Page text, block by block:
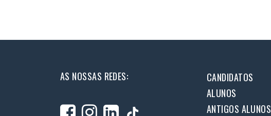
AS NOSSAS REDES: CANDIDATOS
ALUNOS
ANTIGOS ALUNOS